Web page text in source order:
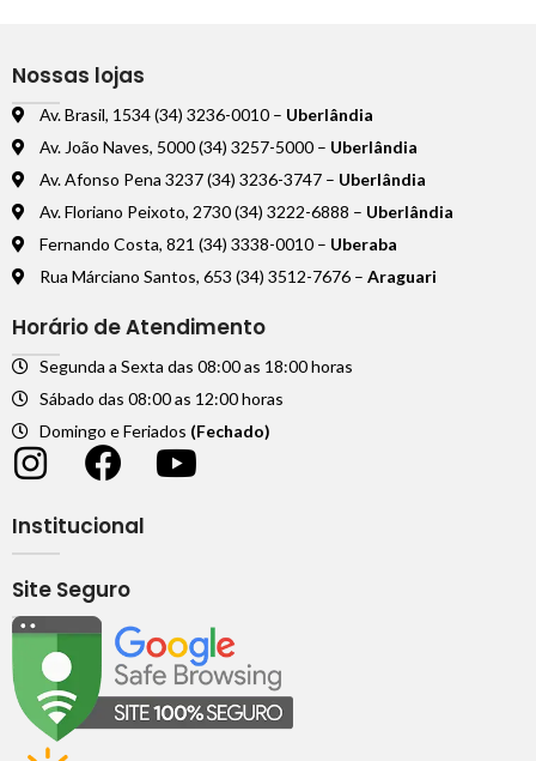
Nossas lojas
Av. Brasil, 1534 (34) 3236-0010 – Uberlândia
Av. João Naves, 5000 (34) 3257-5000 – Uberlândia
Av. Afonso Pena 3237 (34) 3236-3747 – Uberlândia
Av. Floriano Peixoto, 2730 (34) 3222-6888 – Uberlândia
Fernando Costa, 821 (34) 3338-0010 – Uberaba
Rua Márciano Santos, 653 (34) 3512-7676 – Araguari
Horário de Atendimento
Segunda a Sexta das 08:00 as 18:00 horas
Sábado das 08:00 as 12:00 horas
Domingo e Feriados (Fechado)
Institucional
Site Seguro